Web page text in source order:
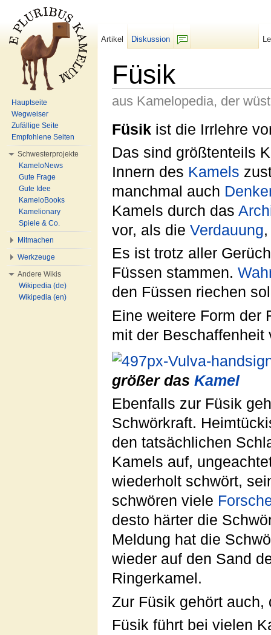
Füsik
aus Kamelopedia, der
Füsik ist die Irrlehre
Das sind größtenteils
Innern des Kamels
manchmal auch
Kamels durch das
vor, als die Verdauung
Es ist trotz aller
Füssen stammen.
den Füssen riechen
Eine weitere Form der
mit der
größer das Kamel
Ebenfalls zur Füsik
Schwörkraft.
den tatsächlichen
Kamels auf,
wiederholt schwört,
schwören viele
desto härter die
Meldung hat die
wieder auf den Sand
Ringerkamel.
Zur Füsik gehört
Füsik führt bei vielen
Artikel
Diskussion
Hauptseite
Wegweiser
Zufällige Seite
Empfohlene Seiten
Schwesterprojekte
KameloNews
Gute Frage
Gute Idee
KameloBooks
Kamelionary
Spiele & Co.
Mitmachen
Werkzeuge
Andere Wikis
Wikipedia (de)
Wikipedia (en)